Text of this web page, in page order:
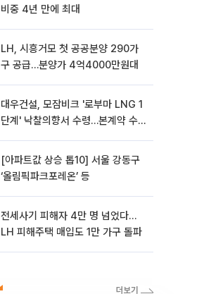
비중 4년 만에 최대
LH, 시흥거모 첫 공공분양 290가
구 공급…분양가 4억4000만원대
대우건설, 모잠비크 '로부마 LNG 1
단계' 낙찰의향서 수령…본계약 수
[아파트값 상승 톱10] 서울 강동구
‘올림픽파크포레온’ 등
전세사기 피해자 4만 명 넘었다…
LH 피해주택 매입도 1만 가구 돌파